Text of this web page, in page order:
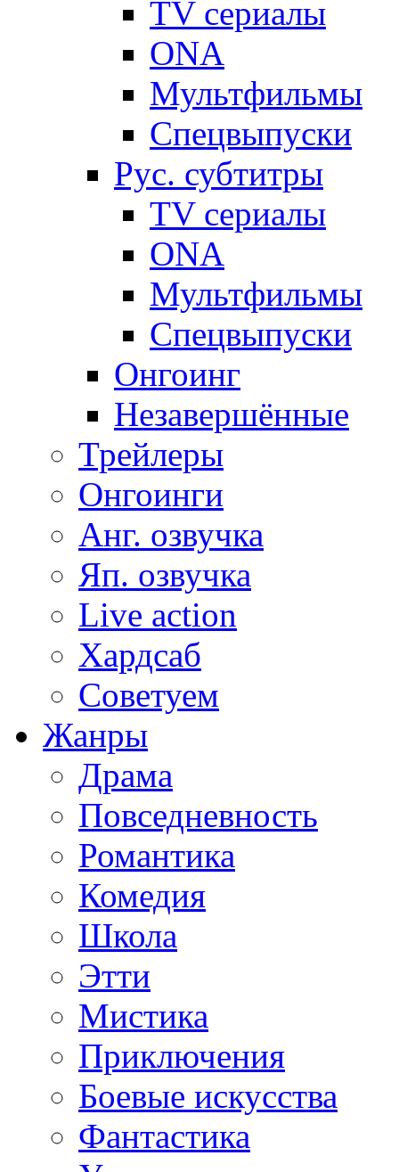
TV сериалы
ONA
Мультфильмы
Спецвыпуски
Рус. субтитры
TV сериалы
ONA
Мультфильмы
Спецвыпуски
Онгоинг
Незавершённые
Трейлеры
Онгоинги
Анг. озвучка
Яп. озвучка
Live action
Хардсаб
Советуем
Жанры
Драма
Повседневность
Романтика
Комедия
Школа
Этти
Мистика
Приключения
Боевые искусства
Фантастика